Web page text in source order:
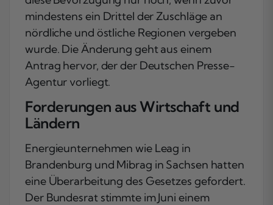
mindestens ein Drittel der Zuschläge an
nördliche und östliche Regionen vergeben
wurde. Die Änderung geht aus einem
Antrag hervor, der der Deutschen Presse-
Agentur vorliegt.
Forderungen aus Wirtschaft und
Ländern
Energieunternehmen wie Leag in
Brandenburg und Mibrag in Sachsen hatten
eine Überarbeitung des Gesetzes gefordert.
Der Bundesrat stimmte im Juni einem